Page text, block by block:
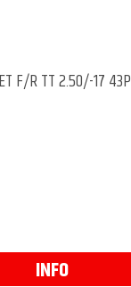
F/R TT 2.50/-17 43P
INFO